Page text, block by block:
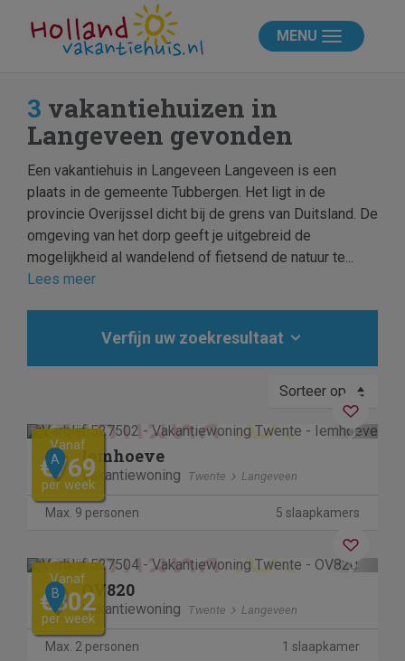
MENU
3 vakantiehuizen in
Langeveen gevonden
Een vakantiehuis in Langeveen Langeveen is een
plaats in de gemeente Tubbergen. Het ligt in de
provincie Overijssel dicht bij de grens van Duitsland. De
omgeving van het dorp geeft je uitgebreid de
mogelijkheid al wandelend of fietsend de natuur te...
Lees meer
Verfijn uw zoekresultaat
Sorteer op
Previous Next
Vanaf
€769
per week
A Iemhoeve
Vakantiewoning Twente Langeveen
Max. 9 personen 5 slaapkamers
Previous Next
Vanaf
€302
per week
B OV820
Vakantiewoning Twente Langeveen
Max. 2 personen 1 slaapkamer